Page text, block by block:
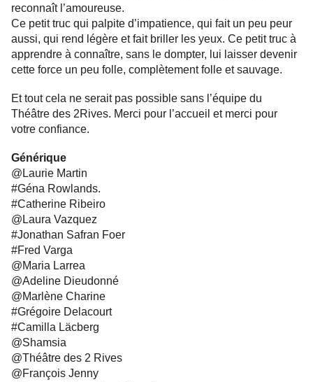
reconnaît l’amoureuse.
Ce petit truc qui palpite d’impatience, qui fait un peu peur
aussi, qui rend légère et fait briller les yeux. Ce petit truc à
apprendre à connaître, sans le dompter, lui laisser devenir
cette force un peu folle, complètement folle et sauvage.
Et tout cela ne serait pas possible sans l’équipe du
Théâtre des 2Rives. Merci pour l’accueil et merci pour
votre confiance.
Générique
@Laurie Martin
#Géna Rowlands.
#Catherine Ribeiro
@Laura Vazquez
#Jonathan Safran Foer
#Fred Varga
@Maria Larrea
@Adeline Dieudonné
@Marlène Charine
#Grégoire Delacourt
#Camilla Läcberg
@Shamsia
@Théâtre des 2 Rives
@François Jenny